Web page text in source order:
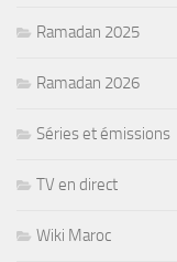
Ramadan 2025
Ramadan 2026
Séries et émissions
TV en direct
Wiki Maroc